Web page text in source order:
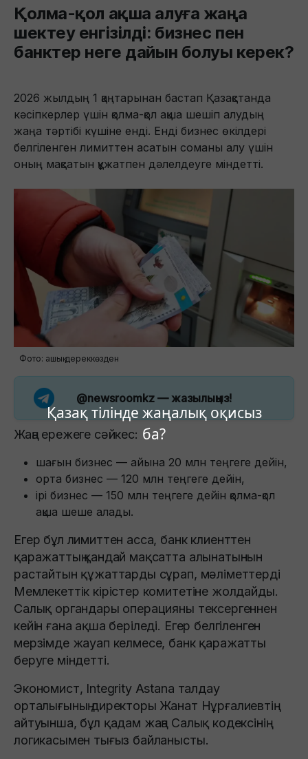
Қазақ тілінде жаңалық оқисыз
ба?
Қолма-қол ақша алуға жаңа
шектеу енгізілді: бизнес пен
банктер неге дайын болуы керек?
2026 жылдың 1 қаңтарынан бастап Қазақстанда
кәсіпкерлер үшін қолма-қол ақша шешіп алудың
жаңа тәртібі күшіне енді. Енді бизнес өкілдері
белгіленген лимиттен асатын соманы алу үшін
оның мақсатын құжатпен дәлелдеуге міндетті.
Фото: ашық дереккөзден
@newsroomkz — жазылыңыз!
Жаңа ережеге сәйкес:
шағын бизнес — айына 20 млн теңгеге дейін,
орта бизнес — 120 млн теңгеге дейін,
ірі бизнес — 150 млн теңгеге дейін қолма-қол
ақша шеше алады.
Егер бұл лимиттен асса, банк клиенттен
қаражаттың қандай мақсатта алынатынын
растайтын құжаттарды сұрап, мәліметтерді
Мемлекеттік кірістер комитетіне жолдайды.
Салық органдары операцияны тексергеннен
кейін ғана ақша беріледі. Егер белгіленген
мерзімде жауап келмесе, банк қаражатты
беруге міндетті.
Экономист, Integrity Astana талдау
орталығының директоры Жанат Нұрғалиевтің
айтуынша, бұл қадам жаңа Салық кодексінің
логикасымен тығыз байланысты.